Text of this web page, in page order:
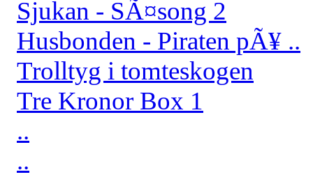
Sjukan - SÃ¤song 2
Husbonden - Piraten pÃ¥ ..
Trolltyg i tomteskogen
Tre Kronor Box 1
..
..